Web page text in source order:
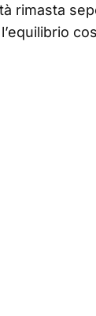
rimasta